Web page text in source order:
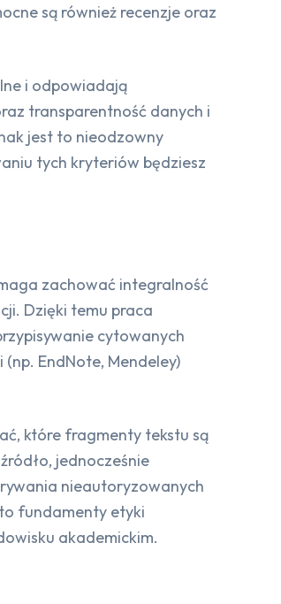
są również recenzje oraz
i odpowiadają
transparentność danych i
jest to nieodzowny
tych kryteriów będziesz
zachować integralność
Dzięki temu praca
cytowanych
EndNote, Mendeley)
które fragmenty tekstu są
jednocześnie
nieautoryzowanych
fundamenty etyki
akademickim.